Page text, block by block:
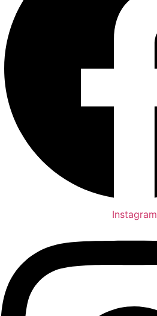
Instagram